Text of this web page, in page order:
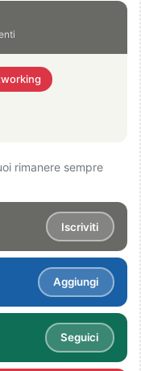
rimanere sempre
Iscriviti
Aggiungi
Seguici